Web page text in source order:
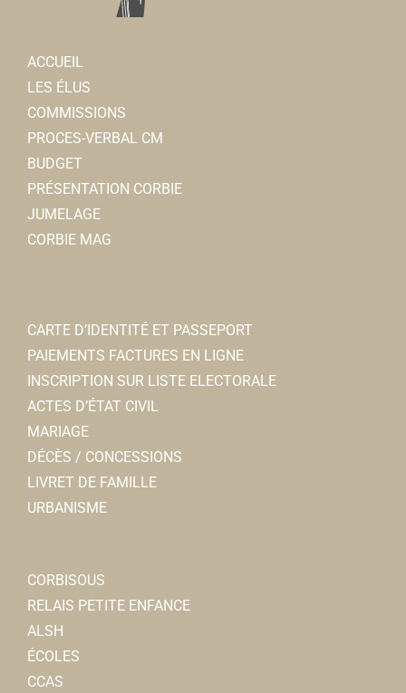
ACCUEIL
LES ÉLUS
COMMISSIONS
PROCES-VERBAL CM
BUDGET
PRÉSENTATION CORBIE
JUMELAGE
CORBIE MAG
CARTE D’IDENTITÉ ET PASSEPORT
PAIEMENTS FACTURES EN LIGNE
INSCRIPTION SUR LISTE ELECTORALE
ACTES D’ÉTAT CIVIL
MARIAGE
DÉCÈS / CONCESSIONS
LIVRET DE FAMILLE
URBANISME
CORBISOUS
RELAIS PETITE ENFANCE
ALSH
ÉCOLES
CCAS